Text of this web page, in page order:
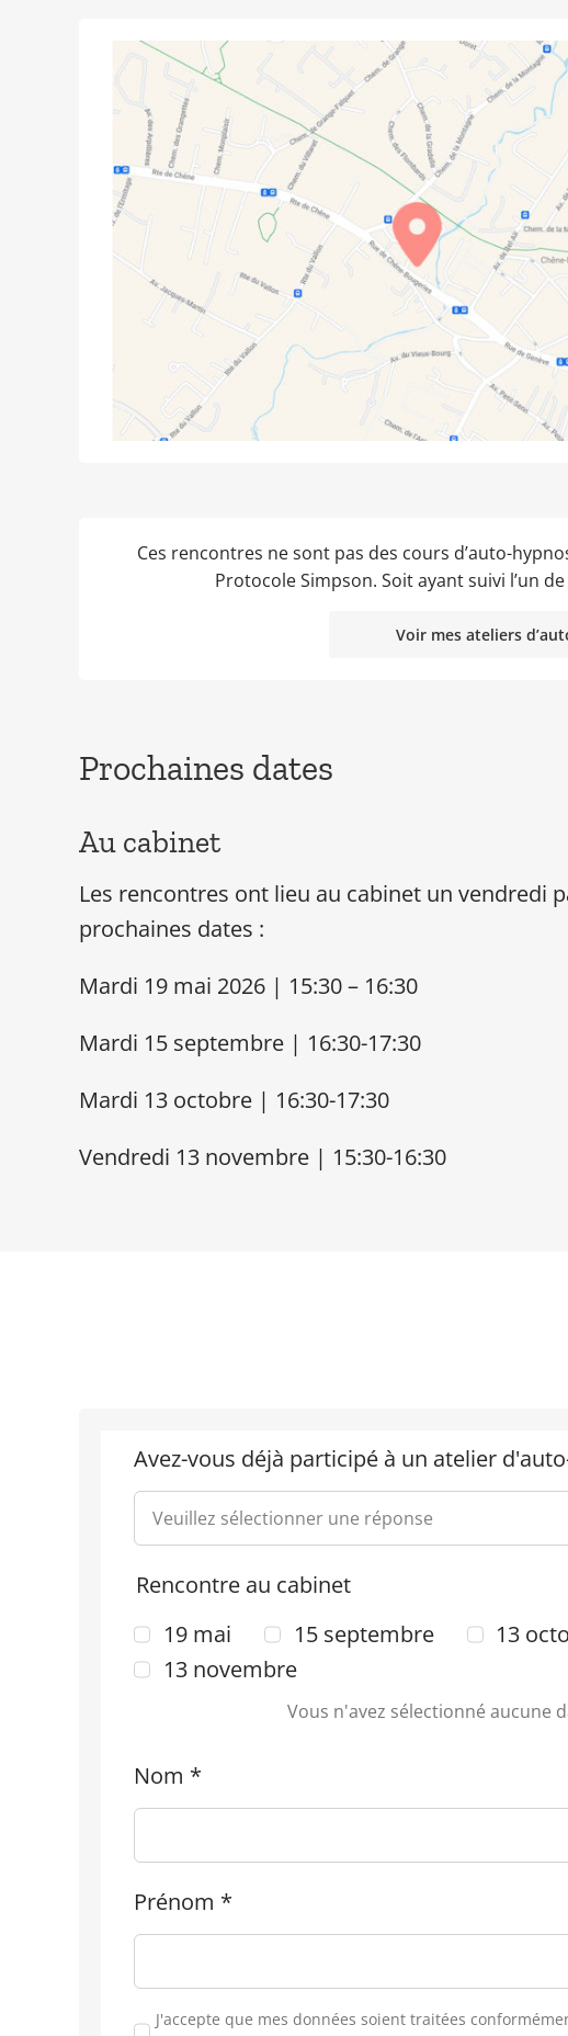
Ces rencontres ne sont pas des cours d’auto-
Protocole Simpson. Soit ayant suivi l’un
Voir mes ateliers
Prochaines dates
Au cabinet
Les rencontres ont lieu au cabinet un vendredi
prochaines dates :
Mardi 19 mai 2026 | 15:30 – 16:30
Mardi 15 septembre | 16:30-17:30
Mardi 13 octobre | 16:30-17:30
Vendredi 13 novembre | 15:30-16:30
Avez-vous déjà participé à un atelier
Rencontre au cabinet
19 mai
15 septembre
13
13 novembre
Vous n'avez sélectionné aucune
Nom *
Prénom *
J'accepte que mes données soient traitées